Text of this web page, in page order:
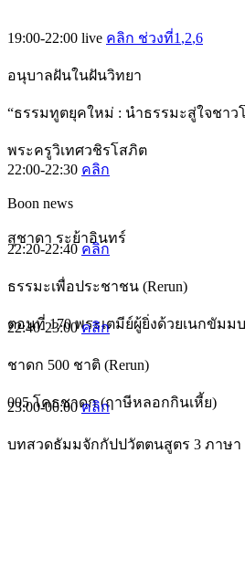
19:00-22:00 live คลิก ช่วงที่1,2,6
อนุบาลฝันในฝันวิทยา
“ธรรมทูตยุคใหม่ : นำธรรมะสู่ใจชาว
พระครูวิเทศวชิรโสภิต
22:00-22:30 คลิก
Boon news
สุชาดา ระย้าอินทร์
22:20-22:40 คลิก
ธรรมะเพื่อประชาชน (Rerun)
ตอนที่ 170 พระเตมีย์ผู้ยิ่งด้วยเนกขัมม
22:40-23:00คลิก
ชาดก 500 ชาติ (Rerun)
005 โคธชาดก (ฤาษีหลอกกินเหี้ย)
23:00-00:00คลิก
บทสวดธัมมจักกัปปวัตตนสูตร 3 ภาษา